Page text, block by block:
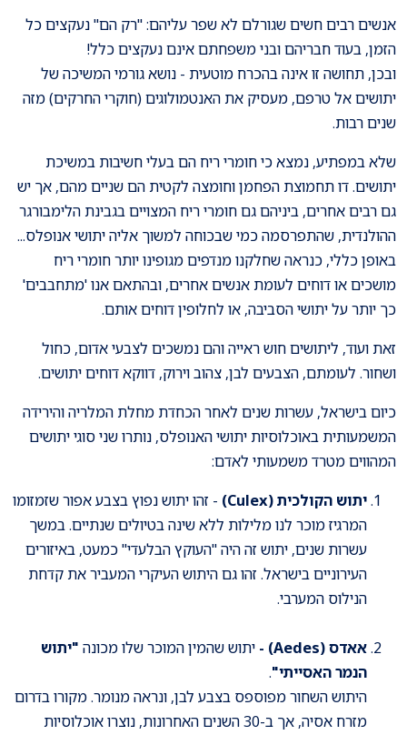
אנשים רבים חשים שגורלם לא שפר עליהם: "רק הם" נעקצים כל
הזמן, בעוד חבריהם ובני משפחתם אינם נעקצים כלל!
ובכן, תחושה זו אינה בהכרח מוטעית - נושא גורמי המשיכה של
יתושים אל טרפם, מעסיק את האנטמולוגים (חוקרי החרקים) מזה
שנים רבות.
שלא במפתיע, נמצא כי חומרי ריח הם בעלי חשיבות במשיכת
יתושים. דו תחמוצת הפחמן וחומצה לקטית הם שניים מהם, אך יש
גם רבים אחרים, ביניהם גם חומרי ריח המצויים בגבינת הלימבורגר
ההולנדית, שהתפרסמה כמי שבכוחה למשוך אליה יתושי אנופלס...
באופן כללי, כנראה שחלקנו מנדפים מגופינו יותר חומרי ריח
מושכים או דוחים לעומת אנשים אחרים, ובהתאם אנו 'מתחבבים'
כך יותר על יתושי הסביבה, או לחלופין דוחים אותם.
זאת ועוד, ליתושים חוש ראייה והם נמשכים לצבעי אדום, כחול
ושחור. לעומתם, הצבעים לבן, צהוב וירוק, דווקא דוחים יתושים.
כיום בישראל, עשרות שנים לאחר הכחדת מחלת המלריה והירידה
המשמעותית באוכלוסיות יתושי האנופלס, נותרו שני סוגי יתושים
המהווים מטרד משמעותי לאדם:
יתוש הקולכית (Culex)
- זהו יתוש נפוץ בצבע אפור שזמזומו
המרגיז מוכר לנו מלילות ללא שינה בטיולים שנתיים. במשך
עשרות שנים, יתוש זה היה "העוקץ הבלעדי" כמעט, באיזורים
העירוניים בישראל. זהו גם היתוש העיקרי המעביר את קדחת
הנילוס המערבי.
אאדס (Aedes) - יתוש שהמין המוכר שלו מכונה "יתוש
הנמר האסייתי".
היתוש השחור מפוספס בצבע לבן, ונראה מנומר. מקורו בדרום
מזרח אסיה, אך ב-30 השנים האחרונות, נוצרו אוכלוסיות